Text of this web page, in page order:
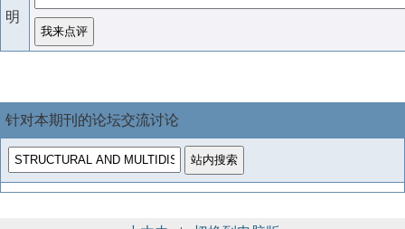
明
针对本期刊的论坛交流讨论